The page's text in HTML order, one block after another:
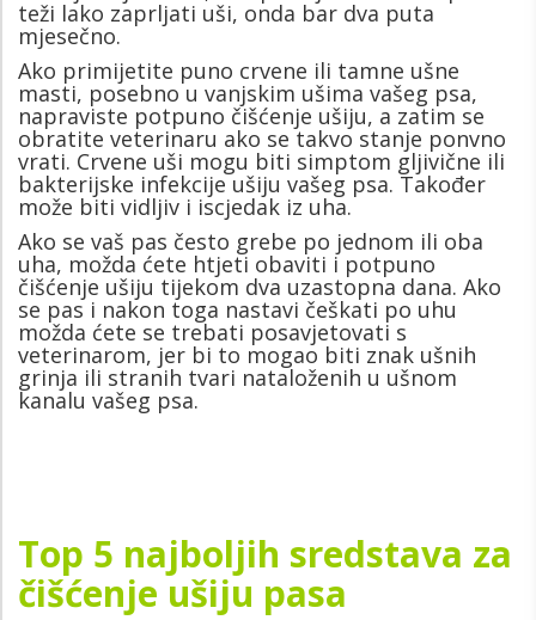
teži lako zaprljati uši, onda bar dva puta
mjesečno.
Ako primijetite puno crvene ili tamne ušne
masti, posebno u vanjskim ušima vašeg psa,
napraviste potpuno čišćenje ušiju, a zatim se
obratite veterinaru ako se takvo stanje ponvno
vrati. Crvene uši ​​mogu biti simptom gljivične ili
bakterijske infekcije ušiju vašeg psa. Također
može biti vidljiv i iscjedak iz uha.
Ako se vaš pas često grebe po jednom ili oba
uha, možda ćete htjeti obaviti i potpuno
čišćenje ušiju tijekom dva uzastopna dana. Ako
se pas i nakon toga nastavi češkati po uhu
možda ćete se trebati posavjetovati s
veterinarom, jer bi to mogao biti znak ušnih
grinja ili stranih tvari nataloženih u ušnom
kanalu vašeg psa.
Top 5 najboljih sredstava za
čišćenje ušiju pasa